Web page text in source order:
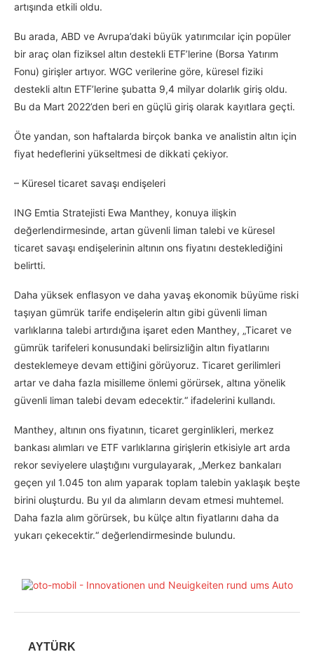
artışında etkili oldu.
Bu arada, ABD ve Avrupa’daki büyük yatırımcılar için popüler
bir araç olan fiziksel altın destekli ETF’lerine (Borsa Yatırım
Fonu) girişler artıyor. WGC verilerine göre, küresel fiziki
destekli altın ETF’lerine şubatta 9,4 milyar dolarlık giriş oldu.
Bu da Mart 2022’den beri en güçlü giriş olarak kayıtlara geçti.
Öte yandan, son haftalarda birçok banka ve analistin altın için
fiyat hedeflerini yükseltmesi de dikkati çekiyor.
– Küresel ticaret savaşı endişeleri
ING Emtia Stratejisti Ewa Manthey, konuya ilişkin
değerlendirmesinde, artan güvenli liman talebi ve küresel
ticaret savaşı endişelerinin altının ons fiyatını desteklediğini
belirtti.
Daha yüksek enflasyon ve daha yavaş ekonomik büyüme riski
taşıyan gümrük tarife endişelerin altın gibi güvenli liman
varlıklarına talebi artırdığına işaret eden Manthey, „Ticaret ve
gümrük tarifeleri konusundaki belirsizliğin altın fiyatlarını
desteklemeye devam ettiğini görüyoruz. Ticaret gerilimleri
artar ve daha fazla misilleme önlemi görürsek, altına yönelik
güvenli liman talebi devam edecektir.“ ifadelerini kullandı.
Manthey, altının ons fiyatının, ticaret gerginlikleri, merkez
bankası alımları ve ETF varlıklarına girişlerin etkisiyle art arda
rekor seviyelere ulaştığını vurgulayarak, „Merkez bankaları
geçen yıl 1.045 ton alım yaparak toplam talebin yaklaşık beşte
birini oluşturdu. Bu yıl da alımların devam etmesi muhtemel.
Daha fazla alım görürsek, bu külçe altın fiyatlarını daha da
yukarı çekecektir.“ değerlendirmesinde bulundu.
AYTÜRK